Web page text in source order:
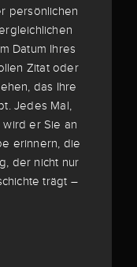
persönlichen
Datum Ihres
Zitat oder
das Ihre
Jedes Mal,
er Sie an
erinnern, die
der nicht nur
trägt –